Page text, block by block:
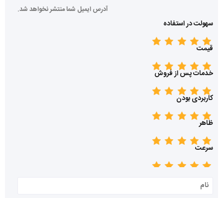
آدرس ایمیل شما منتشر نخواهد شد.
سهولت در استفاده
قیمت
خدمات پس از فروش
کاربردی بودن
ظاهر
سرعت